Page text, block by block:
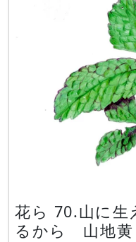
呼ばれます。草丈は
花ら 70.山に生
るから 山地黄